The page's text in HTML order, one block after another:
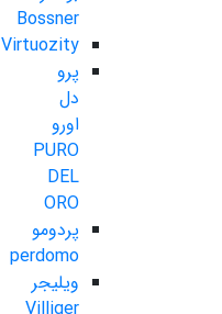
Bossner
Virtuozity
پرو
دل
اورو
PURO
DEL
ORO
پردومو
perdomo
ویلیجر